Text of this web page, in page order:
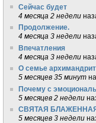
Сейчас будет
4 месяца 2 недели
Продолжение.
4 месяца 3 недели
Впечатления
4 месяца 3 недели
О семье
5 месяцев 35 минут
Почему с
5 месяцев 2 недели
СВЯТАЯ
5 месяцев 3 недели